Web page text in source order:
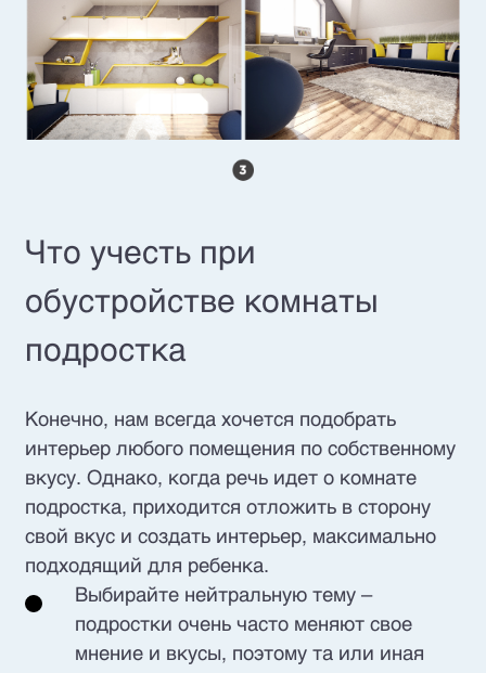
Что учесть при
обустройстве комнаты
подростка
Конечно, нам всегда хочется подобрать
интерьер любого помещения по собственному
вкусу. Однако, когда речь идет о комнате
подростка, приходится отложить в сторону
свой вкус и создать интерьер, максимально
подходящий для ребенка.
Выбирайте нейтральную тему –
подростки очень часто меняют свое
мнение и вкусы, поэтому та или иная